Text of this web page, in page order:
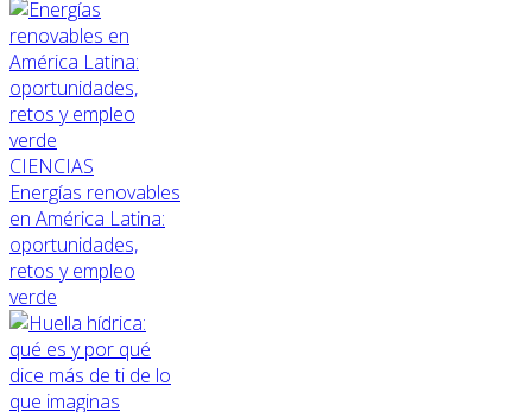
CIENCIAS
Energías renovables
en América Latina:
oportunidades,
retos y empleo
verde